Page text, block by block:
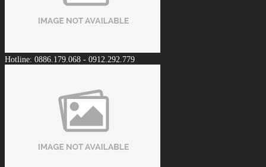
Hotline: 0886.179.068 - 0912.292.779